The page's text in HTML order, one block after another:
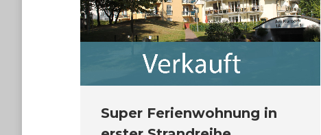
Super Ferienwohnung in